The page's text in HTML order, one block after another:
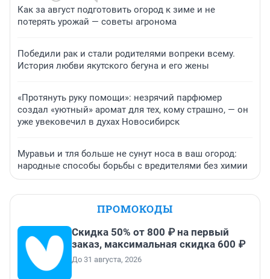
Как за август подготовить огород к зиме и не
потерять урожай — советы агронома
Победили рак и стали родителями вопреки всему.
История любви якутского бегуна и его жены
«Протянуть руку помощи»: незрячий парфюмер
создал «уютный» аромат для тех, кому страшно, — он
уже увековечил в духах Новосибирск
Муравьи и тля больше не сунут носа в ваш огород:
народные способы борьбы с вредителями без химии
ПРОМОКОДЫ
Скидка 50% от 800 ₽ на первый
заказ, максимальная скидка 600 ₽
До 31 августа, 2026